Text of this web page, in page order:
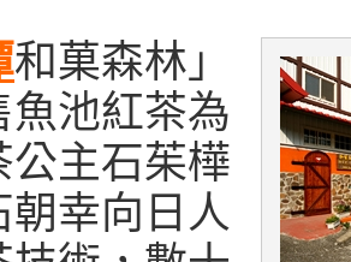
和菓森林」
魚池紅茶為
公主石茱樺
朝幸向日人